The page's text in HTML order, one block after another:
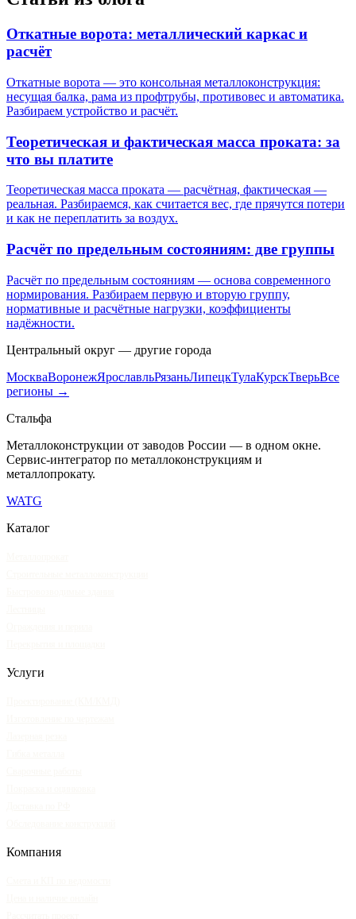
Откатные ворота: металлический каркас и
расчёт
Откатные ворота — это консольная металлоконструкция:
несущая балка, рама из профтрубы, противовес и автоматика.
Разбираем устройство и расчёт.
Теоретическая и фактическая масса проката: за
что вы платите
Теоретическая масса проката — расчётная, фактическая —
реальная. Разбираемся, как считается вес, где прячутся потери
и как не переплатить за воздух.
Расчёт по предельным состояниям: две группы
Расчёт по предельным состояниям — основа современного
нормирования. Разбираем первую и вторую группу,
нормативные и расчётные нагрузки, коэффициенты
надёжности.
Центральный округ — другие города
МоскваВоронежЯрославльРязаньЛипецкТулаКурскТверьВсе
регионы →
Стальфа
Металлоконструкции от заводов России — в одном окне.
Сервис-интегратор по металлоконструкциям и
металлопрокату.
WATG
Каталог
Услуги
Компания